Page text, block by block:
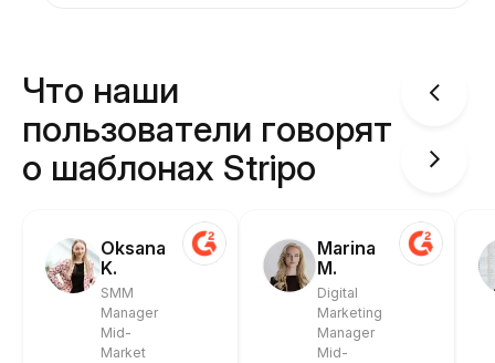
Что наши
пользователи говорят
о шаблонах Stripo
Oksana
K.
SMM
Manager
Mid-
Market
Marina
M.
Digital
Marketing
Manager
Mid-